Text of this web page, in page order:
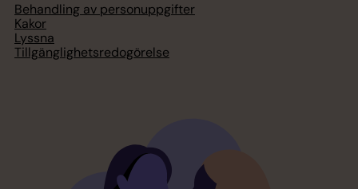
Behandling av personuppgifter
Kakor
Lyssna
Tillgänglighetsredogörelse